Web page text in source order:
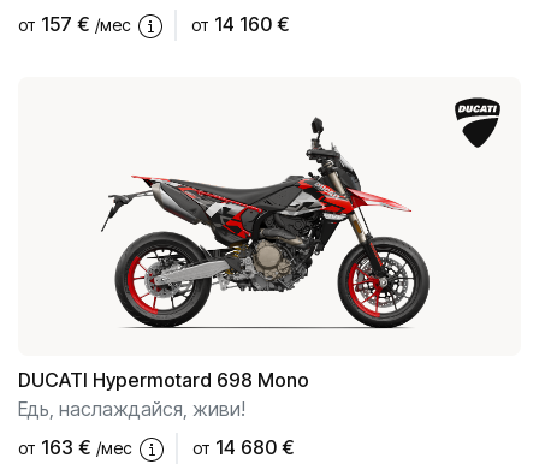
от 157 € /мес от 14 160 €
DUCATI Hypermotard 698 Mono
Едь, наслаждайся, живи!
от 163 € /мес от 14 680 €